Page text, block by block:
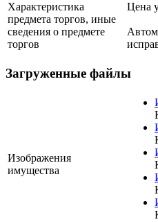
Характеристика
предмета торгов, иные
сведения о предмете
торгов
Цена
Загруженные файлы
Изображения
имущества